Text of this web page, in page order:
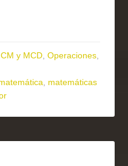
y MCD,Operaciones,
, matemáticas